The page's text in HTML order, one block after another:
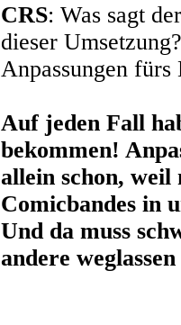
CRS: Was sagt
dieser
Anpassungen fürs
Auf jeden Fall
bekommen!
allein schon,
Comicbandes in
Und da muss
andere